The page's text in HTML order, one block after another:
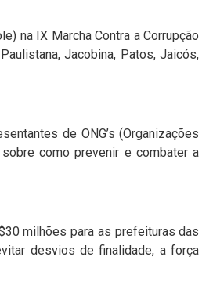
na IX Marcha Contra a Corrupção
Jacobina, Patos, Jaicós,
de ONG’s (Organizações
como prevenir e combater a
milhões para as prefeituras das
desvios de finalidade, a força